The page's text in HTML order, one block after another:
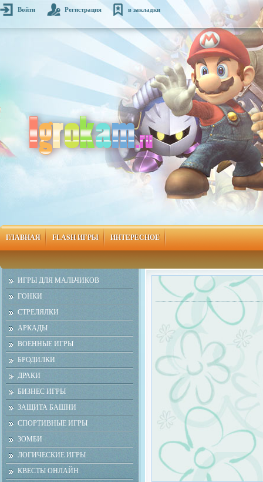
Войти Регистрация в закладки
ГЛАВНАЯ FLASH ИГРЫ ИНТЕРЕСНОЕ
ИГРЫ ДЛЯ МАЛЬЧИКОВ
ГОНКИ
СТРЕЛЯЛКИ
АРКАДЫ
ВОЕННЫЕ ИГРЫ
БРОДИЛКИ
ДРАКИ
БИЗНЕС ИГРЫ
ЗАЩИТА БАШНИ
СПОРТИВНЫЕ ИГРЫ
ЗОМБИ
ЛОГИЧЕСКИЕ ИГРЫ
КВЕСТЫ ОНЛАЙН